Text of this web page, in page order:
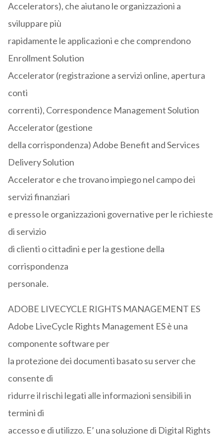
Accelerators), che aiutano le organizzazioni a
sviluppare più
rapidamente le applicazioni e che comprendono
Enrollment Solution
Accelerator (registrazione a servizi online, apertura
conti
correnti), Correspondence Management Solution
Accelerator (gestione
della corrispondenza) Adobe Benefit and Services
Delivery Solution
Accelerator e che trovano impiego nel campo dei
servizi finanziari
e presso le organizzazioni governative per le richieste
di servizio
di clienti o cittadini e per la gestione della
corrispondenza
personale.
ADOBE LIVECYCLE RIGHTS MANAGEMENT ES
Adobe LiveCycle Rights Management ES è una
componente software per
la protezione dei documenti basato su server che
consente di
ridurre il rischi legati alle informazioni sensibili in
termini di
accesso e di utilizzo. E’ una soluzione di Digital Rights